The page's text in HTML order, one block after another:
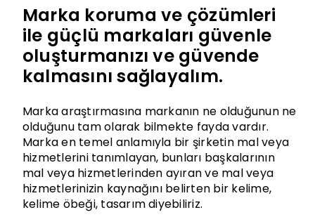
Marka koruma ve çözümleri
ile güçlü markaları güvenle
oluşturmanızı ve güvende
kalmasını sağlayalım.
Marka araştırmasına markanın ne olduğunun ne
olduğunu tam olarak bilmekte fayda vardır.
Marka en temel anlamıyla bir şirketin mal veya
hizmetlerini tanımlayan, bunları başkalarının
mal veya hizmetlerinden ayıran ve mal veya
hizmetlerinizin kaynağını belirten bir kelime,
kelime öbeği, tasarım diyebiliriz.